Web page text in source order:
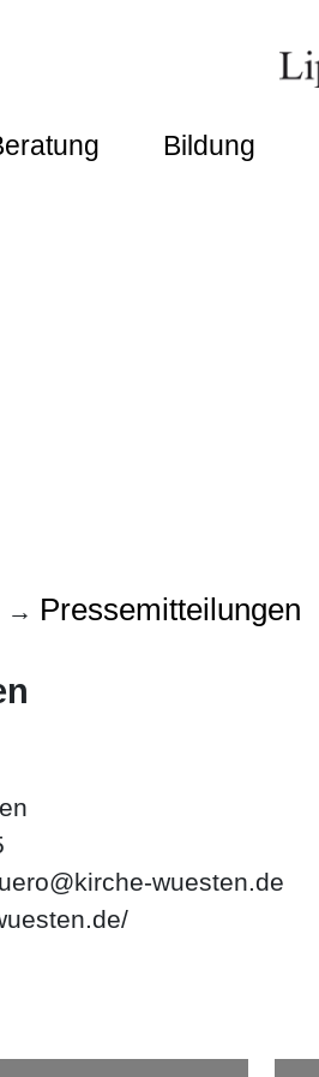
Bildung
→ Pressemitteilungen
wuesten.de